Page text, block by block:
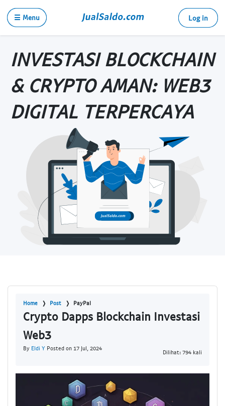
☰ Menu Log in
INVESTASI BLOCKCHAIN
& CRYPTO AMAN: WEB3
DIGITAL TERPERCAYA
Home Post PayPal
Crypto Dapps Blockchain Investasi
Web3
By Eldi Y Posted on 17 Jul, 2024
Dilihat: 794 kali